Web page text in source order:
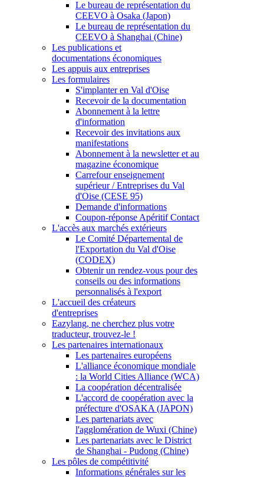
Le bureau de représentation du
CEEVO à Osaka (Japon)
Le bureau de représentation du
CEEVO à Shanghai (Chine)
Les publications et
documentations économiques
Les appuis aux entreprises
Les formulaires
S'implanter en Val d'Oise
Recevoir de la documentation
Abonnement à la lettre
d'information
Recevoir des invitations aux
manifestations
Abonnement à la newsletter et au
magazine économique
Carrefour enseignement
supérieur / Entreprises du Val
d'Oise (CESE 95)
Demande d'informations
Coupon-réponse Apéritif Contact
L'accès aux marchés extérieurs
Le Comité Départemental de
l'Exportation du Val d'Oise
(CODEX)
Obtenir un rendez-vous pour des
conseils ou des informations
personnalisés à l'export
L'accueil des créateurs
d'entreprises
Eazylang, ne cherchez plus votre
traducteur, trouvez-le !
Les partenaires internationaux
Les partenaires européens
L'alliance économique mondiale
: la World Cities Alliance (WCA)
La coopération décentralisée
L'accord de coopération avec la
préfecture d'OSAKA (JAPON)
Les partenariats avec
l'agglomération de Wuxi (Chine)
Les partenariats avec le District
de Shanghai - Pudong (Chine)
Les pôles de compétitivité
Informations générales sur les